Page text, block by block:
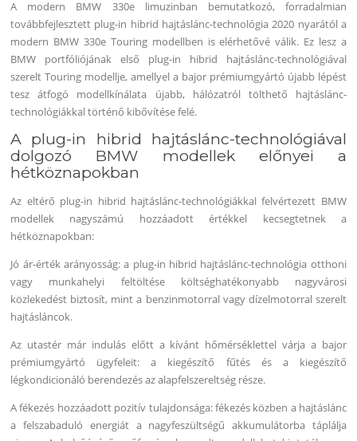
A modern BMW 330e limuzinban bemutatkozó, forradalmian
továbbfejlesztett plug-in hibrid hajtáslánc-technológia 2020 nyarától a
modern BMW 330e Touring modellben is elérhetővé válik. Ez lesz a
BMW portfóliójának első plug-in hibrid hajtáslánc-technológiával
szerelt Touring modellje, amellyel a bajor prémiumgyártó újabb lépést
tesz átfogó modellkínálata újabb, hálózatról tölthető hajtáslánc-
technológiákkal történő kibővítése felé.
A plug-in hibrid hajtáslánc-technológiával
dolgozó BMW modellek előnyei a
hétköznapokban
Az eltérő plug-in hibrid hajtáslánc-technológiákkal felvértezett BMW
modellek nagyszámú hozzáadott értékkel kecsegtetnek a
hétköznapokban:
Jó ár-érték arányosság: a plug-in hibrid hajtáslánc-technológia otthoni
vagy munkahelyi feltöltése költséghatékonyabb nagyvárosi
közlekedést biztosít, mint a benzinmotorral vagy dízelmotorral szerelt
hajtásláncok.
Az utastér már indulás előtt a kívánt hőmérséklettel várja a bajor
prémiumgyártó ügyfeleit: a kiegészítő fűtés és a kiegészítő
légkondicionáló berendezés az alapfelszereltség része.
A fékezés hozzáadott pozitív tulajdonsága: fékezés közben a hajtáslánc
a felszabaduló energiát a nagyfeszültségű akkumulátorba táplálja